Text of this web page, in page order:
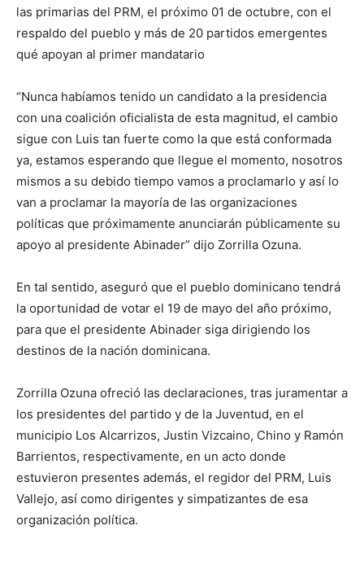
las primarias del PRM, el próximo 01 de octubre, con el
respaldo del pueblo y más de 20 partidos emergentes
qué apoyan al primer mandatario
“Nunca habíamos tenido un candidato a la presidencia
con una coalición oficialista de esta magnitud, el cambio
sigue con Luis tan fuerte como la que está conformada
ya, estamos esperando que llegue el momento, nosotros
mismos a su debido tiempo vamos a proclamarlo y así lo
van a proclamar la mayoría de las organizaciones
políticas que próximamente anunciarán públicamente su
apoyo al presidente Abinader” dijo Zorrilla Ozuna.
En tal sentido, aseguró que el pueblo dominicano tendrá
la oportunidad de votar el 19 de mayo del año próximo,
para que el presidente Abinader siga dirigiendo los
destinos de la nación dominicana.
Zorrilla Ozuna ofreció las declaraciones, tras juramentar a
los presidentes del partido y de la Juventud, en el
municipio Los Alcarrizos, Justin Vizcaino, Chino y Ramón
Barrientos, respectivamente, en un acto donde
estuvieron presentes además, el regidor del PRM, Luis
Vallejo, así como dirigentes y simpatizantes de esa
organización política.